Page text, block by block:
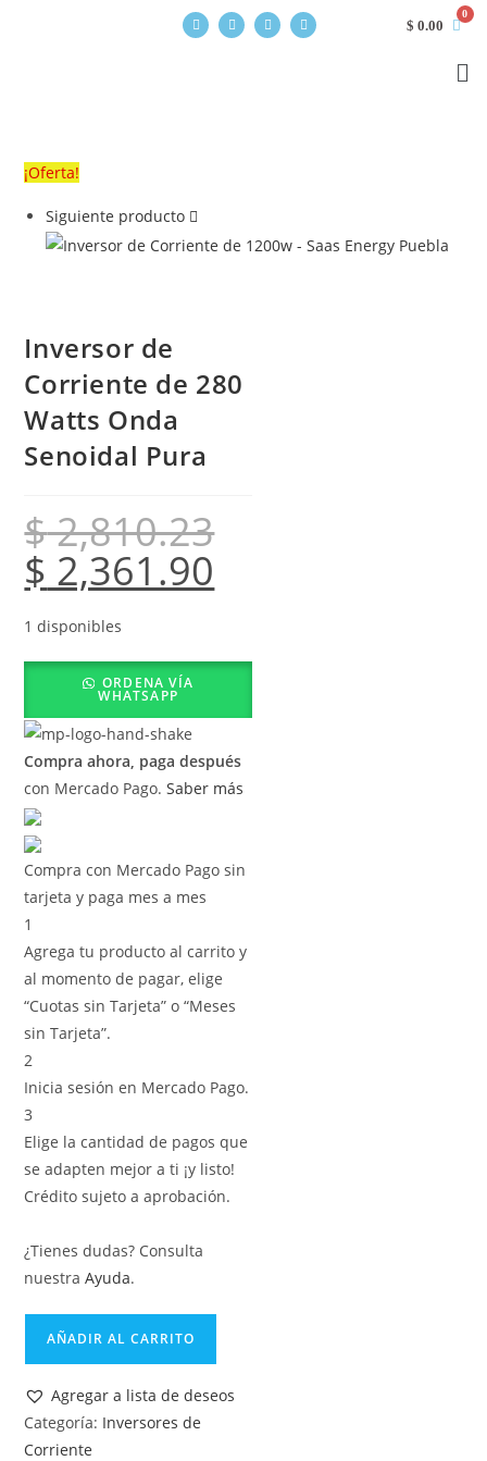
$ 0.00
¡Oferta!
Siguiente producto
Inversor de
Corriente de 280
Watts Onda
Senoidal Pura
$2,810.23
$ 2,361.90
1 disponibles
ORDENA VÍA
WHATSAPP
Compra ahora, paga después
con Mercado Pago. Saber más
Compra con Mercado Pago sin
tarjeta y paga mes a mes
1
Agrega tu producto al carrito y
al momento de pagar, elige
“Cuotas sin Tarjeta” o “Meses
sin Tarjeta”.
2
Inicia sesión en Mercado Pago.
3
Elige la cantidad de pagos que
se adapten mejor a ti ¡y listo!
Crédito sujeto a aprobación.
¿Tienes dudas? Consulta
nuestraAyuda.
AÑADIR AL CARRITO
Agregar a lista de deseos
Categoría: Inversores de
Corriente